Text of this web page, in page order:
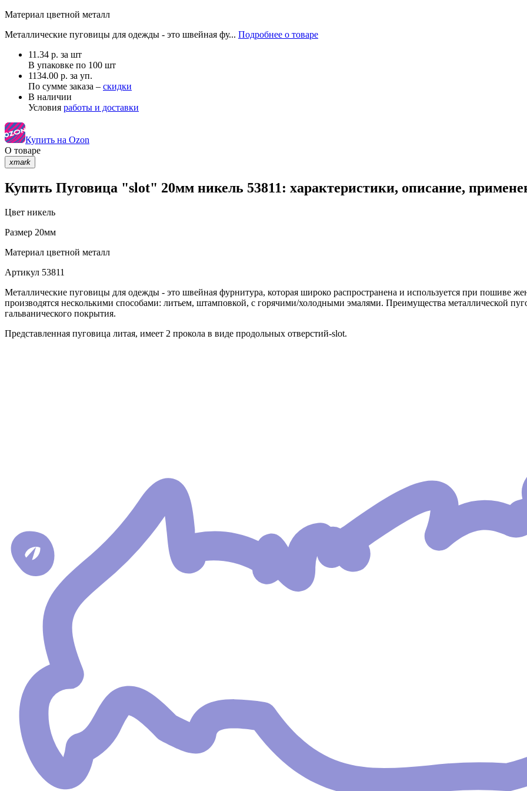
Материал цветной металл
Металлические пуговицы для одежды - это швейная фу... Подробнее о товаре
11.34 р. за шт
В упаковке по 100 шт
1134.00 р. за уп.
По сумме заказа – скидки
В наличии
Условия работы и доставки
Купить на Ozon
О товаре
xmark
Купить Пуговица "slot" 20мм никель 53811: характеристики, описание,
Цвет никель
Размер 20мм
Материал цветной металл
Артикул 53811
Металлические пуговицы для одежды - это швейная фурнитура, которая широко распространена и используется при пошиве
производятся несколькими способами: литьем, штамповкой, с горячими/холодными эмалями. Преимущества металлической
гальванического покрытия.
Представленная пуговица литая, имеет 2 прокола в виде продольных отверстий-slot.